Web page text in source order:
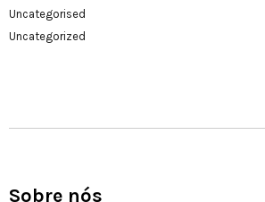
Uncategorised
Uncategorized
Sobre nós